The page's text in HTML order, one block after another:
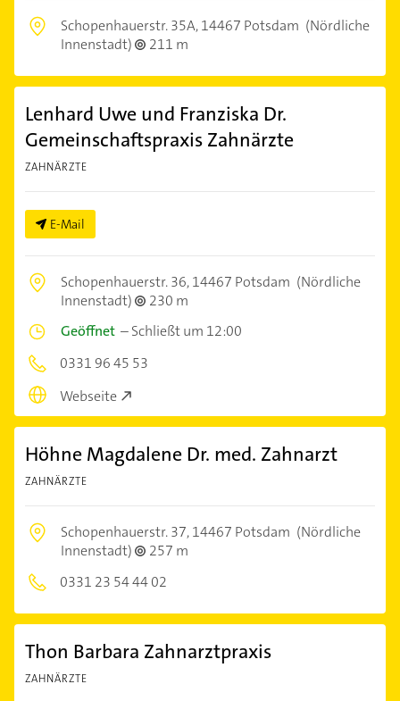
Schopenhauerstr. 35A,14467 Potsdam (Nördliche
Innenstadt)
211 m
Lenhard Uwe und Franziska Dr.
Gemeinschaftspraxis Zahnärzte
ZAHNÄRZTE
E-Mail
Schopenhauerstr. 36,14467 Potsdam (Nördliche
Innenstadt)
230 m
Geöffnet –Schließt um 12:00
0331 96 45 53
Webseite
Höhne Magdalene Dr. med. Zahnarzt
ZAHNÄRZTE
Schopenhauerstr. 37,14467 Potsdam (Nördliche
Innenstadt)
257 m
0331 23 54 44 02
Thon Barbara Zahnarztpraxis
ZAHNÄRZTE